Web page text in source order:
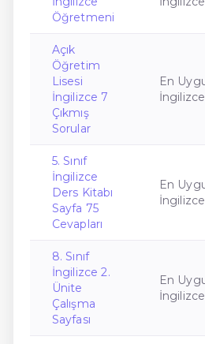
Öğretmeni
Açık
Öğretim
Lisesi
İngilizce 7
Çıkmış
Sorular
En
İngilizce
5. Sınıf
İngilizce
Ders Kitabı
Sayfa 75
Cevapları
En
İngilizce
8. Sınıf
İngilizce 2.
Ünite
Çalışma
Sayfası
En
İngilizce